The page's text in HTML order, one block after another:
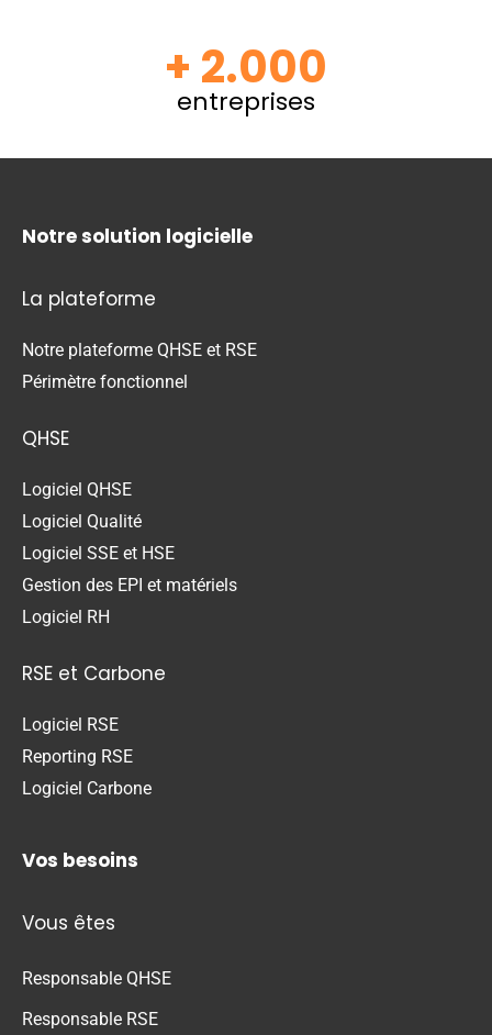
+ 2.000
entreprises
Notre solution logicielle
La plateforme
Notre plateforme QHSE et RSE
Périmètre fonctionnel
QHSE
Logiciel QHSE
Logiciel Qualité
Logiciel SSE et HSE
Gestion des EPI et matériels
Logiciel RH
RSE et Carbone
Logiciel RSE
Reporting RSE
Logiciel Carbone
Vos besoins
Vous êtes
Responsable QHSE
Responsable RSE